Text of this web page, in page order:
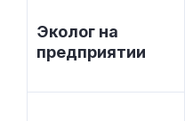
Эколог на
предприятии